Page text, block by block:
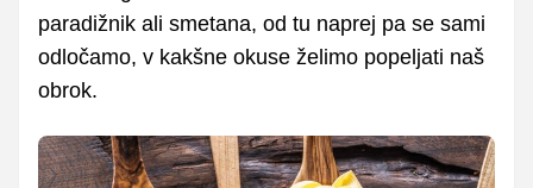
paradižnik ali smetana, od tu naprej pa se sami
odločamo, v kakšne okuse želimo popeljati naš
obrok.